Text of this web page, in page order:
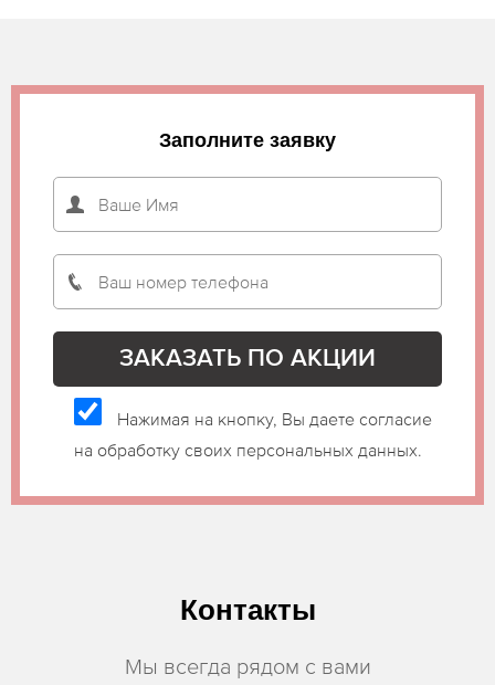
Заполните заявку
Нажимая на кнопку, Вы даете согласие
на обработку своих персональных данных.
Контакты
Мы всегда рядом с вами